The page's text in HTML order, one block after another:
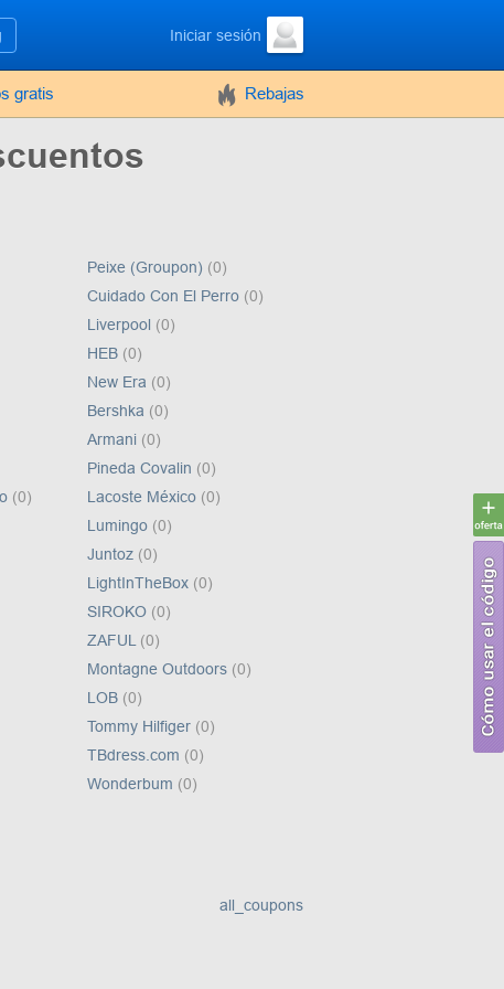
Iniciar sesión
gratis Rebajas
Peixe (Groupon) (0)
Cuidado Con El Perro (0)
Liverpool (0)
HEB (0)
New Era (0)
Bershka (0)
Armani (0)
Pineda Covalin (0)
(0) Lacoste México (0)
Lumingo (0)
Juntoz (0)
LightInTheBox (0)
SIROKO (0)
ZAFUL (0)
Montagne Outdoors (0)
LOB (0)
Tommy Hilfiger (0)
TBdress.com (0)
Wonderbum (0)
all_coupons